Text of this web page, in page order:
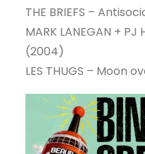
THE BRIEFS –
MARK LANEGAN +
(2004)
LES THUGS – Moon